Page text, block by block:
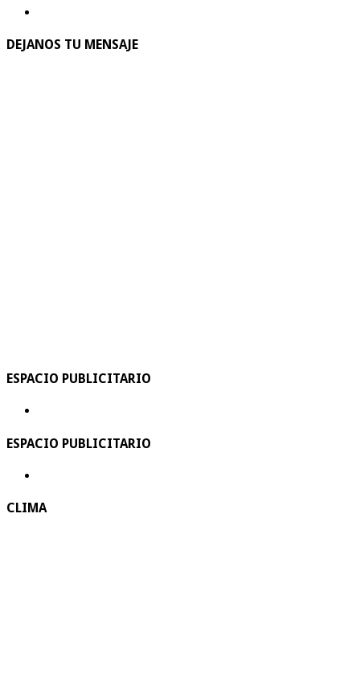
DEJANOS TU MENSAJE
ESPACIO PUBLICITARIO
ESPACIO PUBLICITARIO
CLIMA